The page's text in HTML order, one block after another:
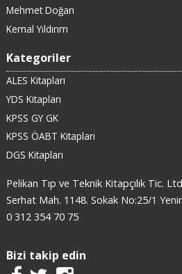
Mehmet Doğan
Kemal Yıldırım
Kategoriler
ALES Kitapları
YDS Kitapları
KPSS GY GK
KPSS ÖABT Kitapları
DGS Kitapları
Pelikan Tıp ve Teknik Kitapçılık Tic.
Serhat Mah. 1148. Sokak No:25/1
0 312 354 70 75
Bizi takip edin